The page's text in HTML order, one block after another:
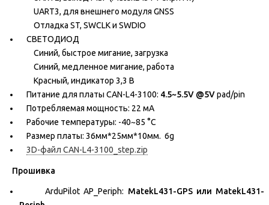
UART3, для внешнего модуля GNSS
Отладка ST, SWCLK и SWDIO
СВЕТОДИОД
Синий, быстрое мигание, загрузка
Синий, медленное мигание, работа
Красный, индикатор 3,3 В
Питание для платы CAN-L4-3100: 4.5~5.5V @5Vpad/pin
Потребляемая мощность: 22 мА
Рабочие температуры: -40~85 °C
Размер платы: 36мм*25мм*10мм. 6g
3D-файл CAN-L4-3100_step.zip
Прошивка
ArduPilot AP_Periph: MatekL431-GPS или MatekL431-